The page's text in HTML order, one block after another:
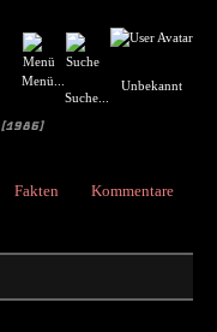
Menü...
Suche...
Unbekannt
[1986]
Fakten Kommentare